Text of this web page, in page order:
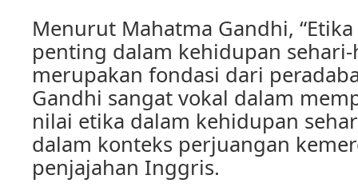
Menurut Mahatma Gandhi,
penting dalam kehidupan
merupakan fondasi dari
Gandhi sangat vokal dalam
nilai etika dalam kehidupan
dalam konteks perjuangan
penjajahan Inggris.